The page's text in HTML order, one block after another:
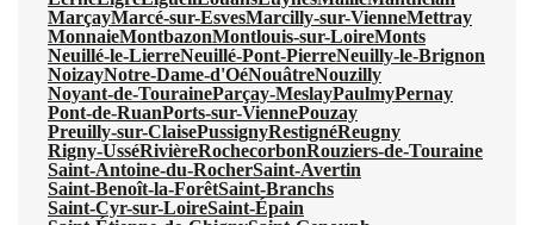
MarçayMarcé-sur-EsvesMarcilly-sur-VienneMettray
MonnaieMontbazonMontlouis-sur-LoireMonts
Neuillé-le-LierreNeuillé-Pont-PierreNeuilly-le-Brignon
NoizayNotre-Dame-d'OéNouâtreNouzilly
Noyant-de-TouraineParçay-MeslayPaulmyPernay
Pont-de-RuanPorts-sur-ViennePouzay
Preuilly-sur-ClaisePussignyRestignéReugny
Rigny-UsséRivièreRochecorbonRouziers-de-Touraine
Saint-Antoine-du-RocherSaint-Avertin
Saint-Benoît-la-ForêtSaint-Branchs
Saint-Cyr-sur-LoireSaint-Épain